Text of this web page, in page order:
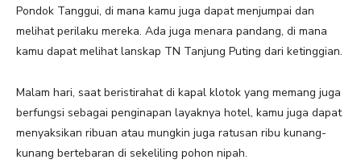
Pondok Tanggui, di mana kamu juga dapat menjumpai dan
melihat perilaku mereka. Ada juga menara pandang, di mana
kamu dapat melihat lanskap TN Tanjung Puting dari ketinggian.
Malam hari, saat beristirahat di kapal klotok yang memang juga
berfungsi sebagai penginapan layaknya hotel, kamu juga dapat
menyaksikan ribuan atau mungkin juga ratusan ribu kunang-
kunang bertebaran di sekeliling pohon nipah.